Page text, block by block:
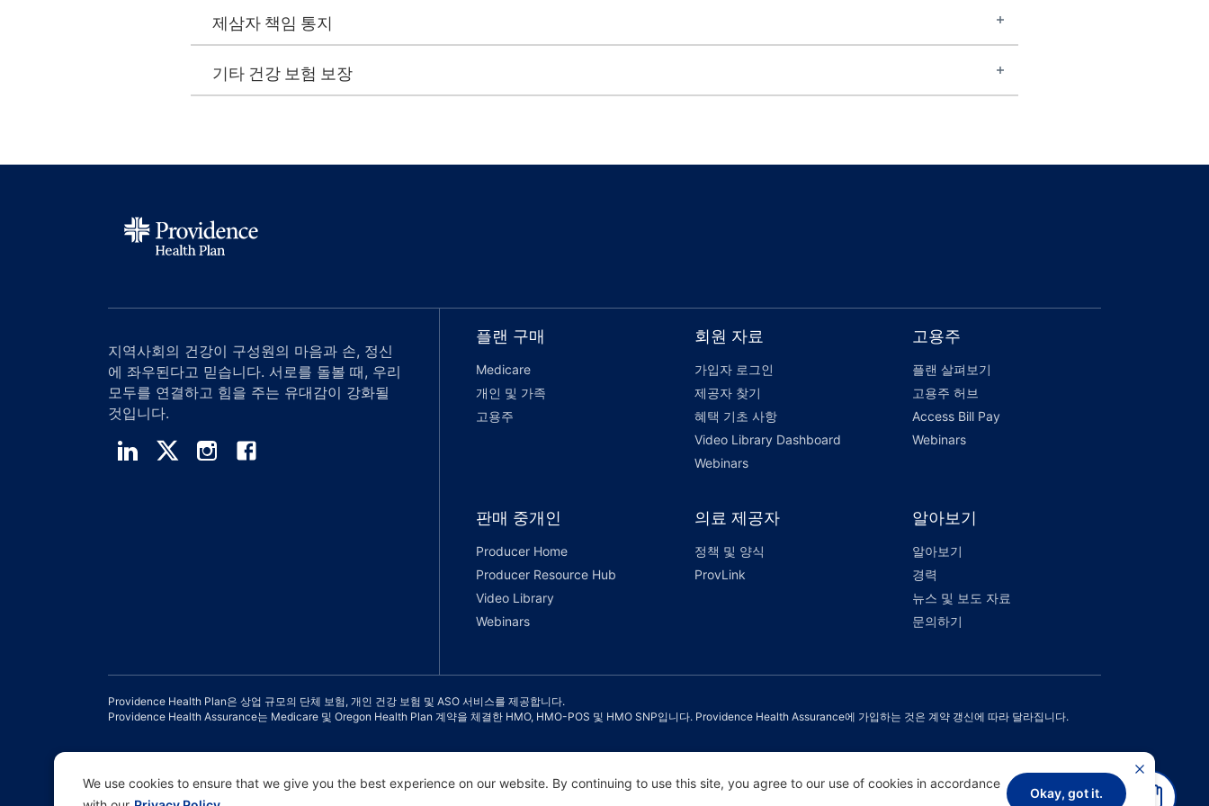
제삼자 책임 통지
기타 건강 보험 보장
도움이 필요하십니까?
지역사회의 건강이 구성원의 마음과 손, 정신
에 좌우된다고 믿습니다. 서로를 돌볼 때, 우리
모두를 연결하고 힘을 주는 유대감이 강화될
것입니다.
플랜 구매
Medicare
개인 및 가족
고용주
회원 자료
가입자 로그인
제공자 찾기
혜택 기초 사항
Video Library Dashboard
Webinars
고용주
플랜 살펴보기
고용주 허브
Access Bill Pay
Webinars
판매 중개인
Producer Home
Producer Resource Hub
Video Library
Webinars
의료 제공자
정책 및 양식
ProvLink
알아보기
알아보기
경력
뉴스 및 보도 자료
문의하기
Providence Health Plan은 상업 규모의 단체 보험, 개인 건강 보험 및 ASO 서비스를 제공합니다.
Providence Health Assurance는 Medicare 및 Oregon Health Plan 계약을 체결한 HMO, HMO-POS 및 HMO SNP입니다. Providence Health Assurance에 가입하는 것은 계약 갱신에 따라 달라집니다.
면책 고지 |차별 금지 및 커뮤니케이션 지원 |개인정보 처리방침 |이용 약관 및 개인정보 보호 정책
We use cookies to ensure that we give you the best experience on our website. By continuing to use this site, you agree to our use of cookies in accordance
Okay, got it.